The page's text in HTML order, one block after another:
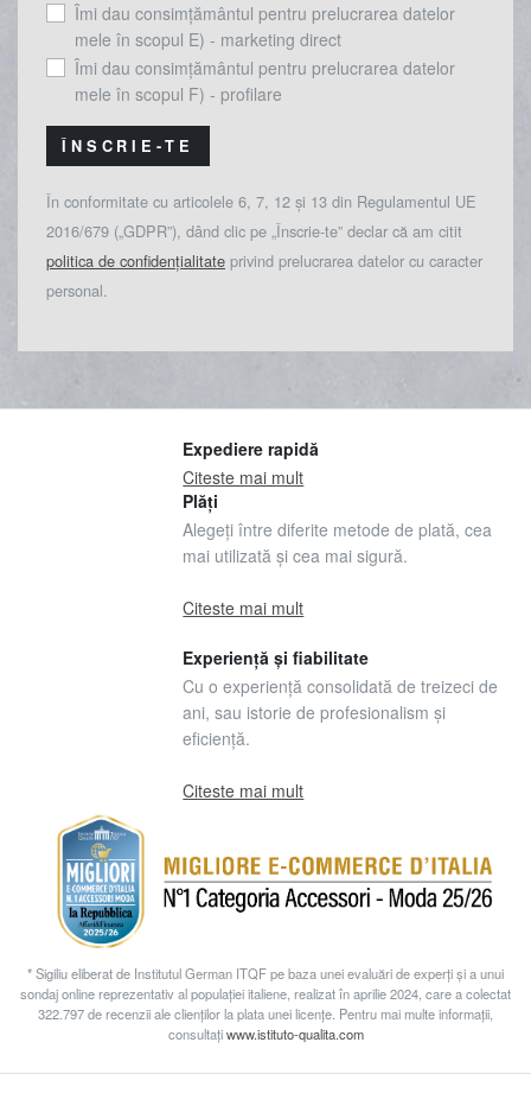
Îmi dau consimțământul pentru prelucrarea datelor
mele în scopul E) - marketing direct
Îmi dau consimțământul pentru prelucrarea datelor
mele în scopul F) - profilare
ÎNSCRIE-TE
În conformitate cu articolele 6, 7, 12 și 13 din Regulamentul UE
2016/679 („GDPR”), dând clic pe „Înscrie-te” declar că am citit
politica de confidențialitate privind prelucrarea datelor cu caracter
personal.
Expediere rapidă
Citeste mai mult
Plăți
Alegeți între diferite metode de plată, cea
mai utilizată și cea mai sigură.
Citeste mai mult
Experiență și fiabilitate
Cu o experiență consolidată de treizeci de
ani, sau istorie de profesionalism și
eficiență.
Citeste mai mult
* Sigiliu eliberat de Institutul German ITQF pe baza unei evaluări de experți și a unui
sondaj online reprezentativ al populației italiene, realizat în aprilie 2024, care a colectat
322.797 de recenzii ale clienților la plata unei licențe. Pentru mai multe informații,
consultațiwww.istituto-qualita.com